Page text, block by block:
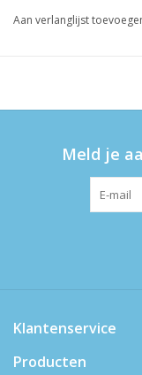
Aan verlanglijst
Meld je
Klantenservice
Producten